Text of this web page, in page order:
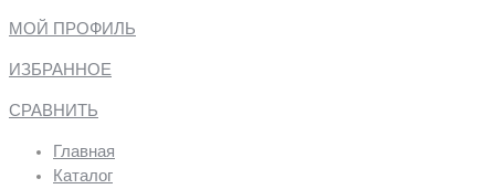
МОЙ ПРОФИЛЬ
ИЗБРАННОЕ
СРАВНИТЬ
Главная
Каталог